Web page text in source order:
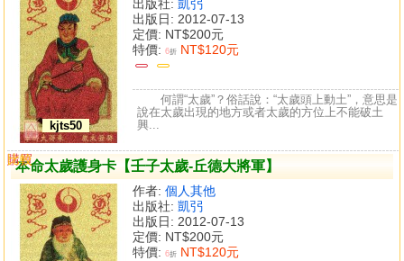
kjts50
出版社: 凱弜
出版日: 2012-07-13
定價: NT$200元
特價: 6折 NT$120元
何謂“太歲”？俗話說：“太歲頭上動土”，意思是
說在太歲出現的地方或者太歲的方位上不能破土
興...
本命太歲護身卡【壬子太歲-丘德大將軍】
作者: 個人其他
出版社: 凱弜
出版日: 2012-07-13
定價: NT$200元
特價: 6折 NT$120元
購買
比較